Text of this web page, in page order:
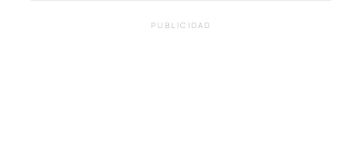
PUBLICIDAD